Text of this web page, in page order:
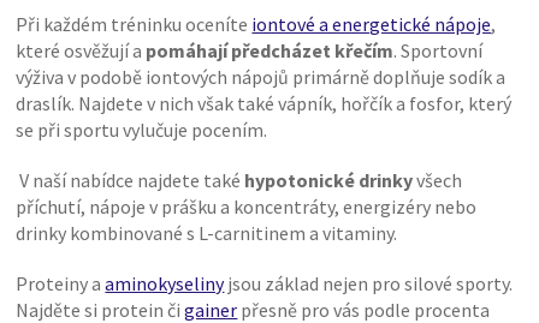
Při každém tréninku oceníte iontové a energetické nápoje,
které osvěžují a pomáhají předcházet křečím. Sportovní
výživa v podobě iontových nápojů primárně doplňuje sodík a
draslík. Najdete v nich však také vápník, hořčík a fosfor, který
se při sportu vylučuje pocením.
V naší nabídce najdete také hypotonické drinkyvšech
příchutí, nápoje v prášku a koncentráty, energizéry nebo
drinky kombinované s L-carnitinem a vitaminy.
Proteiny aaminokyselinyjsou základ nejen pro silové sporty.
Najděte si protein čigainer přesně pro vás podle procenta